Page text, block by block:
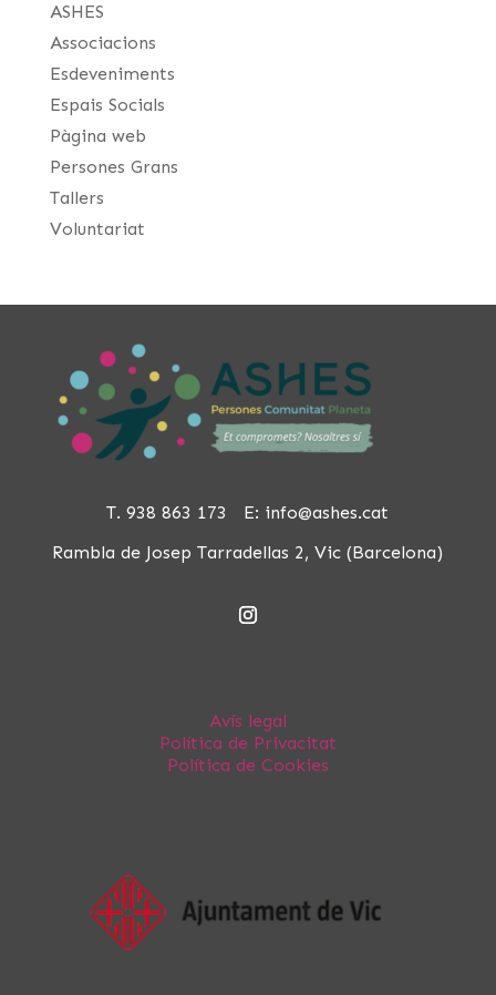
ASHES
Associacions
Esdeveniments
Espais Socials
Pàgina web
Persones Grans
Tallers
Voluntariat
T. 938 863 173 E: info@ashes.cat
Rambla de Josep Tarradellas 2, Vic (Barcelona)
Avís legal
Política de Privacitat
Política de Cookies